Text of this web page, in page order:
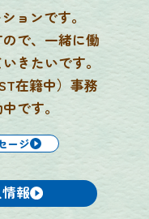
ョンです。
で、一緒に働
きたいです。
在籍中）事務
です。
ージ
報